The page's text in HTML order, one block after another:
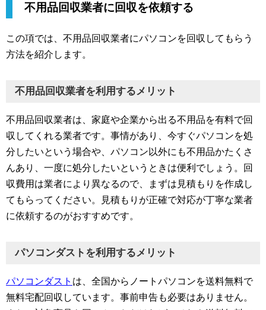
不用品回収業者に回収を依頼する
この項では、不用品回収業者にパソコンを回収してもらう
方法を紹介します。
不用品回収業者を利用するメリット
不用品回収業者は、家庭や企業から出る不用品を有料で回
収してくれる業者です。事情があり、今すぐパソコンを処
分したいという場合や、パソコン以外にも不用品かたくさ
んあり、一度に処分したいというときは便利でしょう。回
収費用は業者により異なるので、まずは見積もりを作成し
てもらってください。見積もりが正確で対応が丁寧な業者
に依頼するのがおすすめです。
パソコンダストを利用するメリット
パソコンダスト は、全国からノートパソコンを送料無料で
無料宅配回収しています。事前申告も必要はありません。